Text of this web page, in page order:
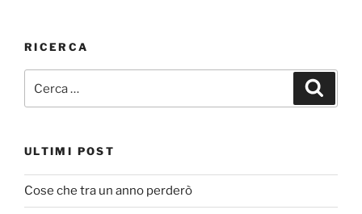
RICERCA
ULTIMI POST
Cose che tra un anno perderò